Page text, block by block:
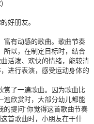
好朋友。
有动感的歌曲。歌曲节奏
所以，在制定目标时，结合
活泼、欢快的情绪，能较清
进行表演，感受运动身体的
了一遍歌曲。因为歌曲比
遍欣赏时，大部分幼儿都能
的提问“你觉得这首歌曲节奏
首歌曲时，小朋友在干什